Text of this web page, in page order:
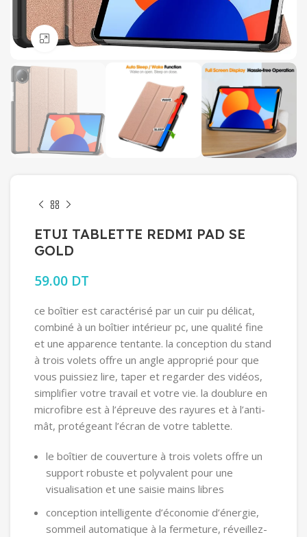
Click to enlarge
ETUI TABLETTE REDMI PAD SE
GOLD
59.00 DT
ce boîtier est caractérisé par un cuir pu délicat,
combiné à un boîtier intérieur pc, une qualité fine
et une apparence tentante. la conception du stand
à trois volets offre un angle approprié pour que
vous puissiez lire, taper et regarder des vidéos,
simplifier votre travail et votre vie. la doublure en
microfibre est à l’épreuve des rayures et à l’anti-
mât, protégeant l’écran de votre tablette.
le boîtier de couverture à trois volets offre un
support robuste et polyvalent pour une
visualisation et une saisie mains libres
conception intelligente d’économie d’énergie,
sommeil automatique à la fermeture, réveillez-